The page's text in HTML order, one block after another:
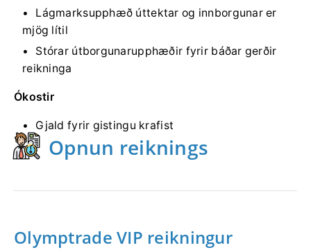
Lágmarksupphæð úttektar og innborgunar er
mjög lítil
Stórar útborgunarupphæðir fyrir báðar gerðir
reikninga
Ókostir
Gjald fyrir gistingu krafist
Opnun reiknings
Olymptrade VIP reikningur